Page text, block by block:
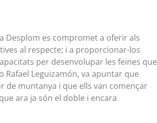
Desplom es compromet a oferir als
al respecte; i a proporcionar-los
per desenvolupar les feines que
Rafael Leguizamón, va apuntar que
de muntanya i que ells van començar
ara ja són el doble i encara